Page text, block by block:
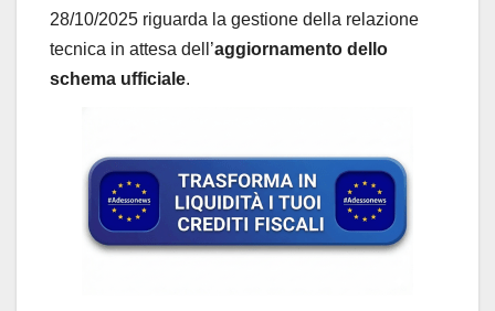
28/10/2025 riguarda la gestione della relazione
tecnica in attesa dell’aggiornamento dello
schema ufficiale.